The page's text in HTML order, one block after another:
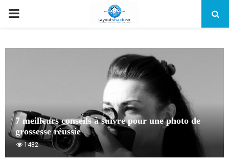
PRIMARY
7 meilleurs conseils à suivre pour une photo de
grossesse réussie
1482